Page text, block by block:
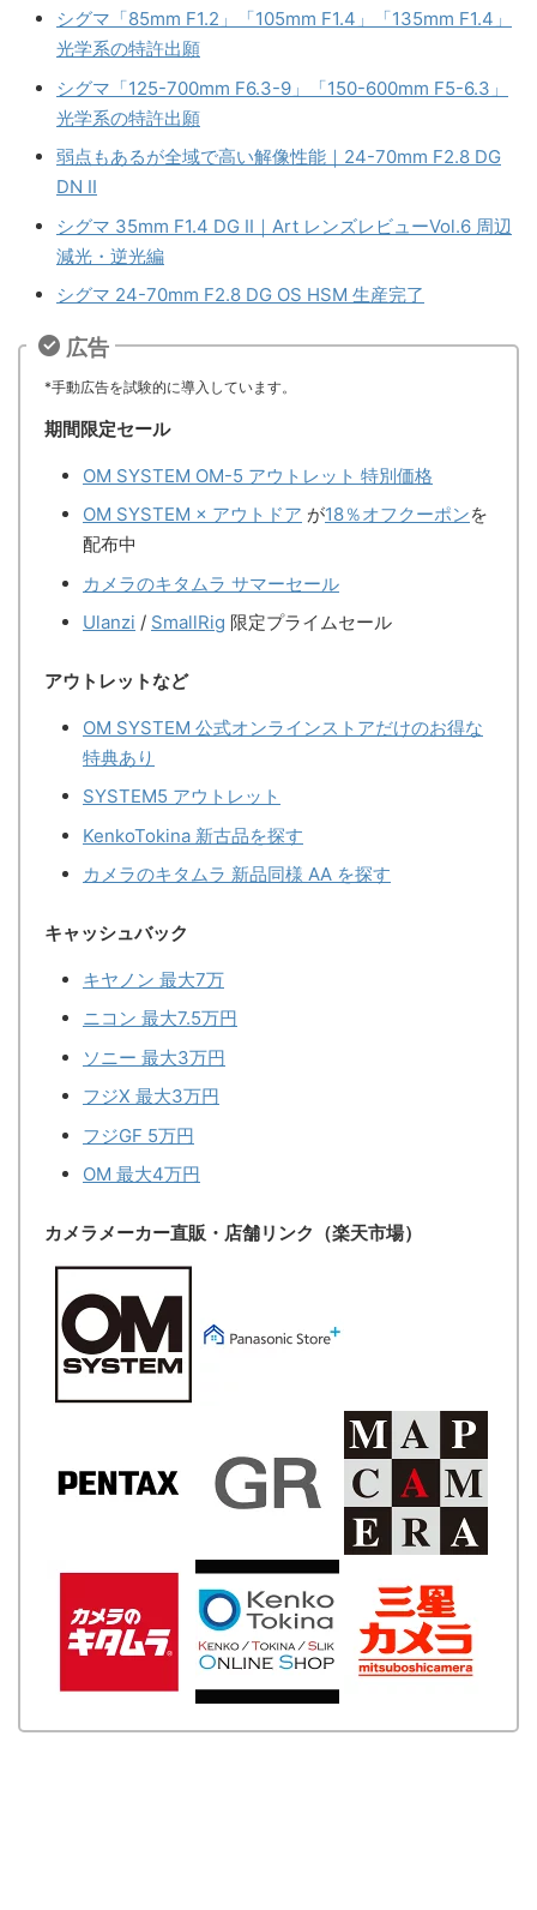
シグマ「85mm F1.2」「105mm F1.4」「135mm F1.4」
光学系の特許出願
シグマ「125-700mm F6.3-9」「150-600mm F5-6.3」
光学系の特許出願
弱点もあるが全域で高い解像性能｜24-70mm F2.8 DG
DN II
シグマ 35mm F1.4 DG II｜Art レンズレビューVol.6 周辺
減光・逆光編
シグマ 24-70mm F2.8 DG OS HSM 生産完了
広告
*手動広告を試験的に導入しています。
期間限定セール
OM SYSTEM OM-5 アウトレット 特別価格
OM SYSTEM × アウトドア が18％オフクーポンを
配布中
カメラのキタムラ サマーセール
Ulanzi / SmallRig 限定プライムセール
アウトレットなど
OM SYSTEM 公式オンラインストアだけのお得な
特典あり
SYSTEM5 アウトレット
KenkoTokina 新古品を探す
カメラのキタムラ 新品同様 AA を探す
キャッシュバック
キヤノン 最大7万
ニコン 最大7.5万円
ソニー 最大3万円
フジX 最大3万円
フジGF 5万円
OM 最大4万円
カメラメーカー直販・店舗リンク（楽天市場）